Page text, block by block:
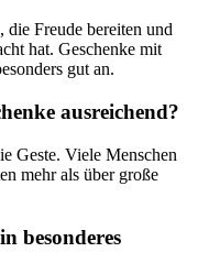
Freude bereiten und
hat. Geschenke mit
gut an.
ausreichend?
Geste. Viele Menschen
mehr als über große
besonderes